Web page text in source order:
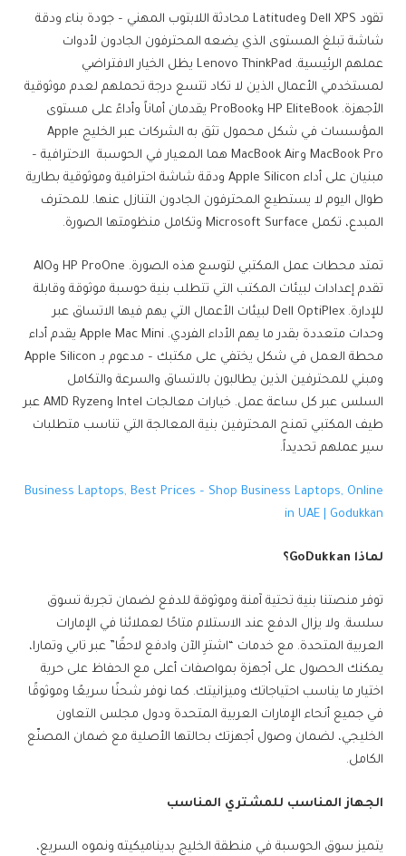
تقود Dell XPS وLatitude محادثة اللابتوب المهني – جودة بناء ودقة
شاشة تبلغ المستوى الذي يضعه المحترفون الجادون لأدوات
عملهم الرئيسية. Lenovo ThinkPad يظل الخيار الافتراضي
لمستخدمي الأعمال الذين لا تكاد تتسع درجة تحملهم لعدم موثوقية
الأجهزة. HP EliteBook وProBook يقدمان أماناً وأداءً على مستوى
المؤسسات في شكل محمول تثق به الشركات عبر الخليج Apple
MacBook Pro وMacBook Air هما المعيار في الحوسبة الاحترافية –
مبنيان على أداء Apple Silicon ودقة شاشة احترافية وموثوقية بطارية
طوال اليوم لا يستطيع المحترفون الجادون التنازل عنها. للمحترف
المبدع، تكمل Microsoft Surface وتكامل منظومتها الصورة.
تمتد محطات عمل المكتبي لتوسع هذه الصورة. HP ProOne وAIO
تقدم إعدادات لبيئات المكتب التي تتطلب بنية حوسبة موثوقة وقابلة
للإدارة. Dell OptiPlex لبيئات الأعمال التي يهم فيها الاتساق عبر
وحدات متعددة بقدر ما يهم الأداء الفردي. Apple Mac Mini يقدم أداء
محطة العمل في شكل يختفي على مكتبك – مدعوم بـ Apple Silicon
ومبني للمحترفين الذين يطالبون بالاتساق والسرعة والتكامل
السلس عبر كل ساعة عمل. خيارات معالجات Intel وAMD Ryzen عبر
طيف المكتبي تمنح المحترفين بنية المعالجة التي تناسب متطلبات
سير عملهم تحديداً.
Business Laptops, Best Prices – Shop Business Laptops, Online
in UAE | Godukkan
لماذا ؟
توفر منصتنا بنية تحتية آمنة وموثوقة للدفع لضمان تجربة تسوق
سلسة. ولا يزال الدفع عند الاستلام متاحًا لعملائنا في الإمارات
العربية المتحدة. مع خدمات “اشترِ الآن وادفع لاحقًا” عبر تابي وتمارا،
يمكنك الحصول على أجهزة بمواصفات أعلى مع الحفاظ على حرية
اختيار ما يناسب احتياجاتك وميزانيتك. كما نوفر شحنًا سريعًا وموثوقًا
في جميع أنحاء الإمارات العربية المتحدة ودول مجلس التعاون
الخليجي، لضمان وصول أجهزتك بحالتها الأصلية مع ضمان المصنّع
الكامل.
الجهاز المناسب للمشتري المناسب
يتميز سوق الحوسبة في منطقة الخليج بديناميكيته ونموه السريع،